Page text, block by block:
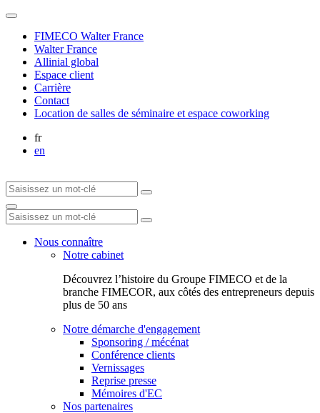
FIMECO Walter France
Walter France
Allinial global
Espace client
Carrière
Contact
Location de salles de séminaire et espace coworking
fr
en
Nous connaître
Notre cabinet
Découvrez l’histoire du Groupe FIMECO et de la
branche FIMECOR, aux côtés des entrepreneurs depuis
plus de 50 ans
Notre démarche d'engagement
Sponsoring / mécénat
Conférence clients
Vernissages
Reprise presse
Mémoires d'EC
Nos partenaires